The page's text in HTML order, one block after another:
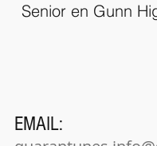
Senior en Gunn
EMAIL: